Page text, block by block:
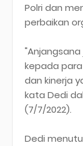
Polri dan
perbaikan
kepada
dan kinerja
kata Dedi
(7/7/2022).
Dedi